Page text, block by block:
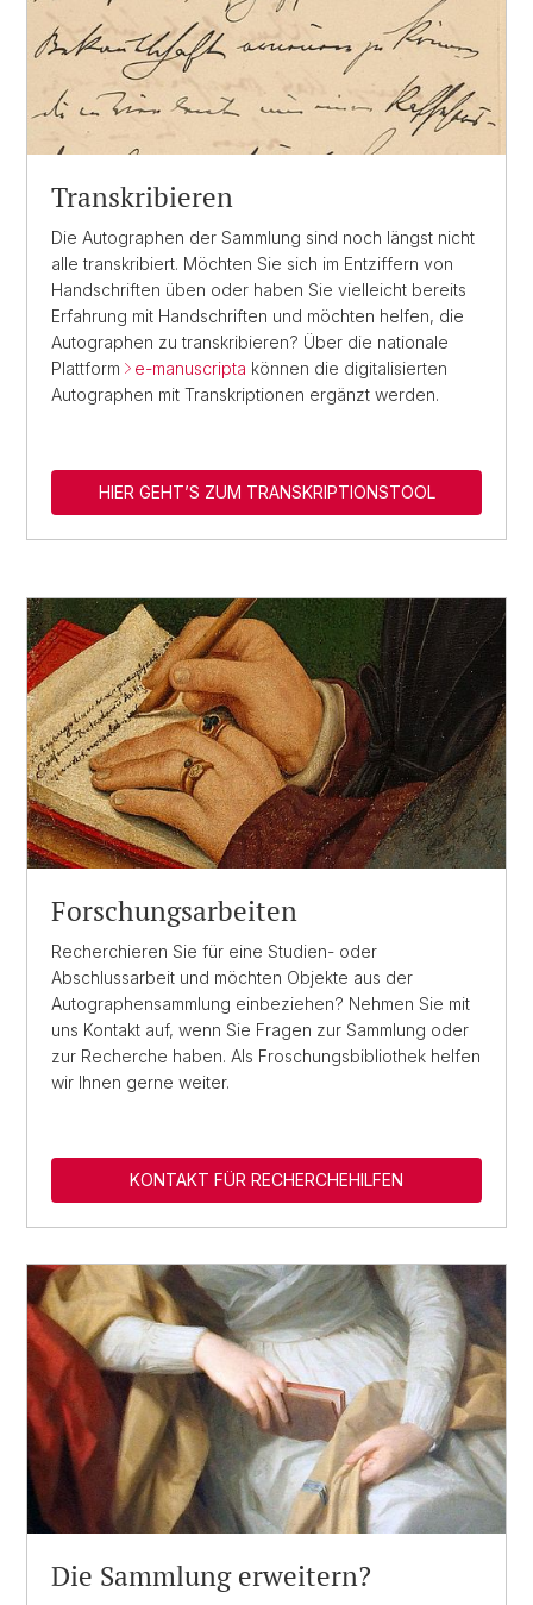
Transkribieren
Die Autographen der Sammlung sind noch längst nicht
alle transkribiert. Möchten Sie sich im Entziffern von
Handschriften üben oder haben Sie vielleicht bereits
Erfahrung mit Handschriften und möchten helfen, die
Autographen zu transkribieren? Über die nationale
Plattform
e-manuscripta können die digitalisierten
Autographen mit Transkriptionen ergänzt werden.
HIER GEHT’S ZUM TRANSKRIPTIONSTOOL
Forschungsarbeiten
Recherchieren Sie für eine Studien- oder
Abschlussarbeit und möchten Objekte aus der
Autographensammlung einbeziehen? Nehmen Sie mit
uns Kontakt auf, wenn Sie Fragen zur Sammlung oder
zur Recherche haben. Als Froschungsbibliothek helfen
wir Ihnen gerne weiter.
KONTAKT FÜR RECHERCHEHILFEN
Die Sammlung erweitern?